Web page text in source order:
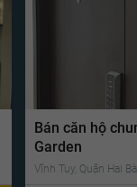
Bán căn hộ
Garden
Vĩnh Tuy, Quận Hai